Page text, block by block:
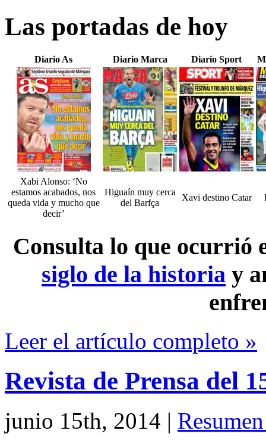
Las portadas de hoy
Diario As Diario Marca Diario Sport
Xabi Alonso: ‘No
estamos acabados, nos
queda vida y mucho que
decir’
Higuaín muy cerca
del Barfça
Xavi destino Catar
Consulta lo que ocurrió
siglo de la historia y
Leer el artículo completo »
Revista de Prensa del
junio 15th, 2014 |